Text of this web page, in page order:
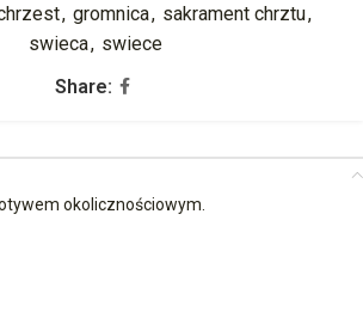
, gromnica, sakrament chrztu,
swieca, swiece
Share:
okolicznościowym.